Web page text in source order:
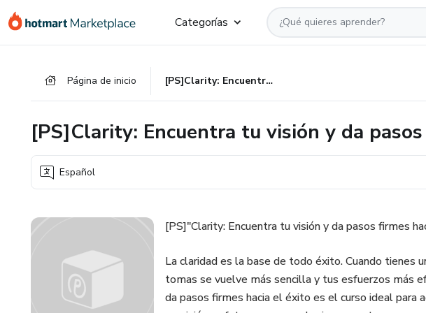
Categorías
Página de inicio [PS]Clarity: Encuentra tu visión y da pasos firmes hacia el éxito
[PS]Clarity: Encuentra tu visión y da
Español
[PS]"Clarity: Encuentra tu visión y da pasos firmes
La claridad es la base de todo éxito. Cuando tienes
tomas se vuelve más sencilla y tus esfuerzos más
da pasos firmes hacia el éxito es el curso ideal para